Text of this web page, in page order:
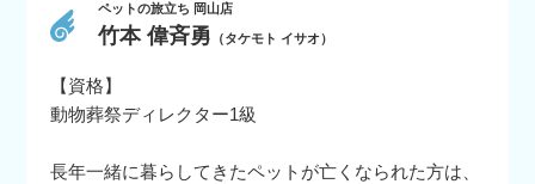
ペットの旅立ち 岡山店
竹本 偉斉勇 （タケモト イサオ）
【資格】
動物葬祭ディレクター1級
長年一緒に暮らしてきたペットが亡くなられた方は、